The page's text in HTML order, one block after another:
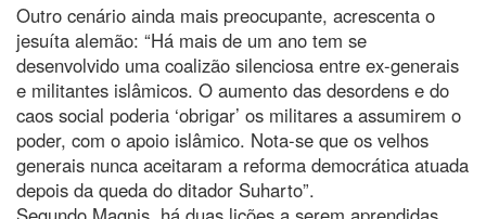
Outro cenário ainda mais preocupante, acrescenta o
jesuíta alemão: “Há mais de um ano tem se
desenvolvido uma coalizão silenciosa entre ex-generais
e militantes islâmicos. O aumento das desordens e do
caos social poderia ‘obrigar’ os militares a assumirem o
poder, com o apoio islâmico. Nota-se que os velhos
generais nunca aceitaram a reforma democrática atuada
depois da queda do ditador Suharto”.